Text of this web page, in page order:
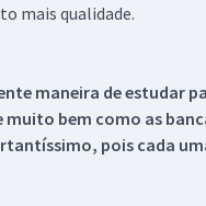
mais qualidade.
maneira de estudar
bem como as
pois cada